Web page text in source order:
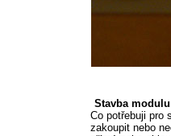
Stavba modulu
Co potřebuji pro
zakoupit nebo